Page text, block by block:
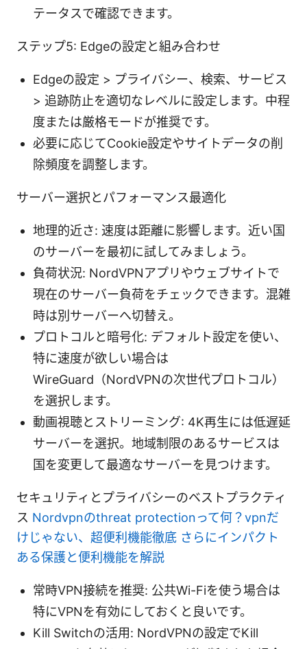
テータスで確認できます。
ステップ5: Edgeの設定と組み合わせ
Edgeの設定 > プライバシー、検索、サービス
> 追跡防止を適切なレベルに設定します。中程
度または厳格モードが推奨です。
必要に応じてCookie設定やサイトデータの削
除頻度を調整します。
サーバー選択とパフォーマンス最適化
地理的近さ: 速度は距離に影響します。近い国
のサーバーを最初に試してみましょう。
負荷状況: NordVPNアプリやウェブサイトで
現在のサーバー負荷をチェックできます。混雑
時は別サーバーへ切替え。
プロトコルと暗号化: デフォルト設定を使い、
特に速度が欲しい場合は
WireGuard（NordVPNの次世代プロトコル）
を選択します。
動画視聴とストリーミング: 4K再生には低遅延
サーバーを選択。地域制限のあるサービスは
国を変更して最適なサーバーを見つけます。
セキュリティとプライバシーのベストプラクティ
ス Nordvpnのthreat protectionって何？vpnだ
けじゃない、超便利機能徹底 さらにインパクト
ある保護と便利機能を解説
常時VPN接続を推奨: 公共Wi-Fiを使う場合は
特にVPNを有効にしておくと良いです。
Kill Switchの活用: NordVPNの設定でKill